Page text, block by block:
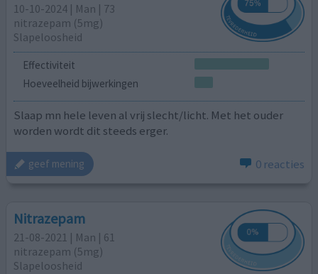
10-10-2024 | Man | 73
nitrazepam (5mg)
Slapeloosheid
Effectiviteit
Hoeveelheid bijwerkingen
Slaap mn hele leven al vrij slecht/licht. Met het ouder
worden wordt dit steeds erger.
geef mening 0 reacties
Nitrazepam
21-08-2021 | Man | 61
nitrazepam (5mg)
Slapeloosheid